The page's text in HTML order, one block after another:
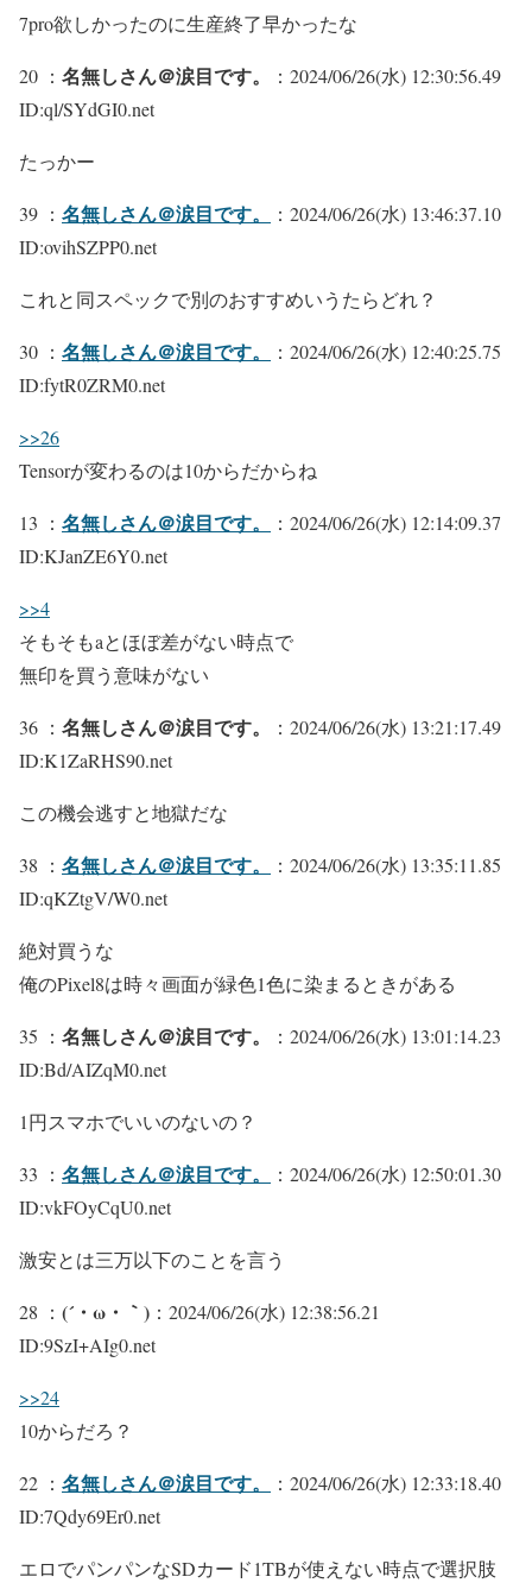
7pro欲しかったのに生産終了早かったな
20 ： 名無しさん＠涙目です。
：2024/06/26(水) 12:30:56.49
ID:ql/SYdGI0.net
たっかー
39 ： 名無しさん＠涙目です。
：2024/06/26(水) 13:46:37.10
ID:ovihSZPP0.net
これと同スペックで別のおすすめいうたらどれ？
30 ： 名無しさん＠涙目です。
：2024/06/26(水) 12:40:25.75
ID:fytR0ZRM0.net
>>26
Tensorが変わるのは10からだからね
13 ： 名無しさん＠涙目です。
：2024/06/26(水) 12:14:09.37
ID:KJanZE6Y0.net
>>4
そもそもaとほぼ差がない時点で
無印を買う意味がない
36 ： 名無しさん＠涙目です。
：2024/06/26(水) 13:21:17.49
ID:K1ZaRHS90.net
この機会逃すと地獄だな
38 ： 名無しさん＠涙目です。
：2024/06/26(水) 13:35:11.85
ID:qKZtgV/W0.net
絶対買うな
俺のPixel8は時々画面が緑色1色に染まるときがある
35 ： 名無しさん＠涙目です。
：2024/06/26(水) 13:01:14.23
ID:Bd/AIZqM0.net
1円スマホでいいのないの？
33 ： 名無しさん＠涙目です。
：2024/06/26(水) 12:50:01.30
ID:vkFOyCqU0.net
激安とは三万以下のことを言う
28 ： (´・ω・｀) ：2024/06/26(水) 12:38:56.21
ID:9SzI+AIg0.net
>>24
10からだろ？
22 ： 名無しさん＠涙目です。
：2024/06/26(水) 12:33:18.40
ID:7Qdy69Er0.net
エロでパンパンなSDカード1TBが使えない時点で選択肢